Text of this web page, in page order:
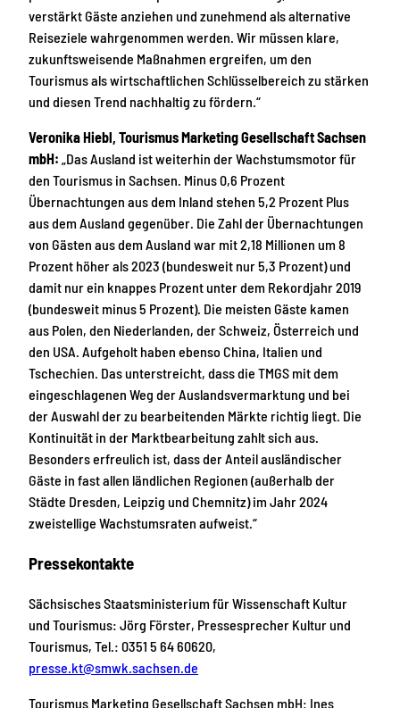
verstärkt Gäste anziehen und zunehmend als alternative
Reiseziele wahrgenommen werden. Wir müssen klare,
zukunftsweisende Maßnahmen ergreifen, um den
Tourismus als wirtschaftlichen Schlüsselbereich zu stärken
und diesen Trend nachhaltig zu fördern.“
Veronika Hiebl, Tourismus Marketing Gesellschaft Sachsen
mbH: „Das Ausland ist weiterhin der Wachstumsmotor für
den Tourismus in Sachsen. Minus 0,6 Prozent
Übernachtungen aus dem Inland stehen 5,2 Prozent Plus
aus dem Ausland gegenüber. Die Zahl der Übernachtungen
von Gästen aus dem Ausland war mit 2,18 Millionen um 8
Prozent höher als 2023 (bundesweit nur 5,3 Prozent) und
damit nur ein knappes Prozent unter dem Rekordjahr 2019
(bundesweit minus 5 Prozent). Die meisten Gäste kamen
aus Polen, den Niederlanden, der Schweiz, Österreich und
den USA. Aufgeholt haben ebenso China, Italien und
Tschechien. Das unterstreicht, dass die TMGS mit dem
eingeschlagenen Weg der Auslandsvermarktung und bei
der Auswahl der zu bearbeitenden Märkte richtig liegt. Die
Kontinuität in der Marktbearbeitung zahlt sich aus.
Besonders erfreulich ist, dass der Anteil ausländischer
Gäste in fast allen ländlichen Regionen (außerhalb der
Städte Dresden, Leipzig und Chemnitz) im Jahr 2024
zweistellige Wachstumsraten aufweist.“
Pressekontakte
Sächsisches Staatsministerium für Wissenschaft Kultur
und Tourismus: Jörg Förster, Pressesprecher Kultur und
Tourismus, Tel.: 0351 5 64 60620,
presse.kt@smwk.sachsen.de
Tourismus Marketing Gesellschaft Sachsen mbH: Ines